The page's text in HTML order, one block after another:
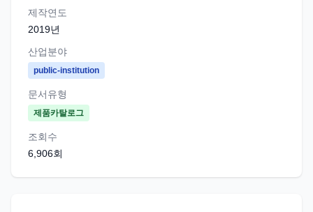
제작연도
2019년
산업분야
public-institution
문서유형
제품카탈로그
조회수
6,906회